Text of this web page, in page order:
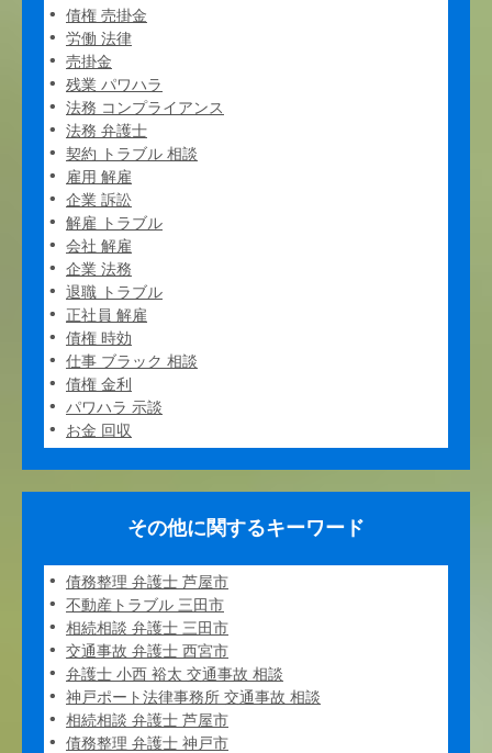
債権 売掛金
労働 法律
売掛金
残業 パワハラ
法務 コンプライアンス
法務 弁護士
契約 トラブル 相談
雇用 解雇
企業 訴訟
解雇 トラブル
会社 解雇
企業 法務
退職 トラブル
正社員 解雇
債権 時効
仕事 ブラック 相談
債権 金利
パワハラ 示談
お金 回収
その他に関するキーワード
債務整理 弁護士 芦屋市
不動産トラブル 三田市
相続相談 弁護士 三田市
交通事故 弁護士 西宮市
弁護士 小西 裕太 交通事故 相談
神戸ポート法律事務所 交通事故 相談
相続相談 弁護士 芦屋市
債務整理 弁護士 神戸市